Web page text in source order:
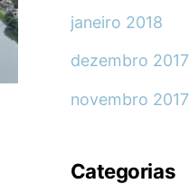
janeiro 2018
dezembro 2017
novembro 2017
Categorias